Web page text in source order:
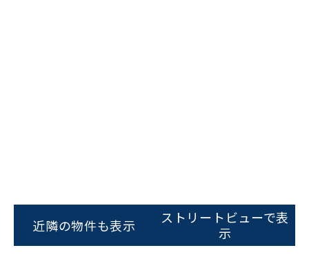
スムーズにご案内できます
0120-620-213
近隣の物件も表示
ストリートビューで表
示